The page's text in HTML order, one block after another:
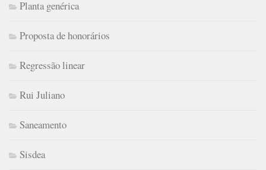
Planta genérica
Proposta de honorários
Regressão linear
Rui Juliano
Saneamento
Sisdea